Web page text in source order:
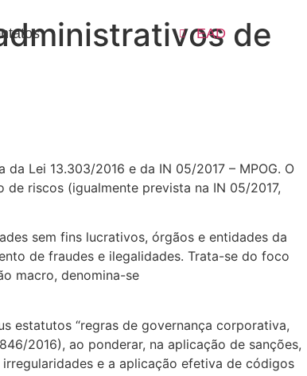
EAD de
Lei 13.303/2016 e da IN 05/2017 – MPOG. O
riscos (igualmente prevista na IN 05/2017,
sem fins lucrativos, órgãos e entidades da
de fraudes e ilegalidades. Trata-se do foco
macro, denomina-se
estatutos “regras de governança corporativa,
2016), ao ponderar, na aplicação de sanções,
e a aplicação efetiva de códigos